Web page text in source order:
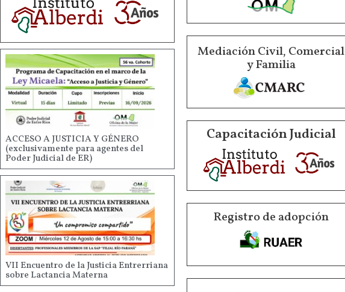
ACCESO A JUSTICIA Y GÉNERO
(exclusivamente para agentes del
Poder Judicial de ER)
VII Encuentro de la Justicia Entrerriana
sobre Lactancia Materna
Mediación Civil, Comercial
y Familia
Capacitación Judicial
Registro de adopción